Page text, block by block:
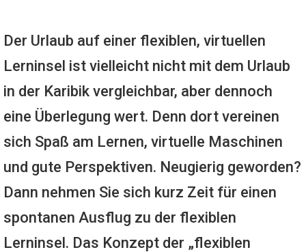
Der Urlaub auf einer flexiblen, virtuellen
Lerninsel ist vielleicht nicht mit dem Urlaub
in der Karibik vergleichbar, aber dennoch
eine Überlegung wert. Denn dort vereinen
sich Spaß am Lernen, virtuelle Maschinen
und gute Perspektiven. Neugierig geworden?
Dann nehmen Sie sich kurz Zeit für einen
spontanen Ausflug zu der flexiblen
Lerninsel. Das Konzept der „flexiblen